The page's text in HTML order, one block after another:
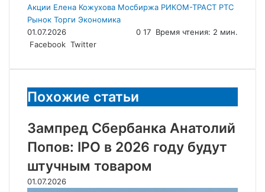
Акции Елена Кожухова Мосбиржа РИКОМ-ТРАСТ РТС
Рынок Торги Экономика
01.07.2026
0 17 Время чтения: 2 мин.
Facebook Twitter
электронную
Похожие статьи
Зампред Сбербанка Анатолий
Попов: IPO в 2026 году будут
штучным товаром
01.07.2026